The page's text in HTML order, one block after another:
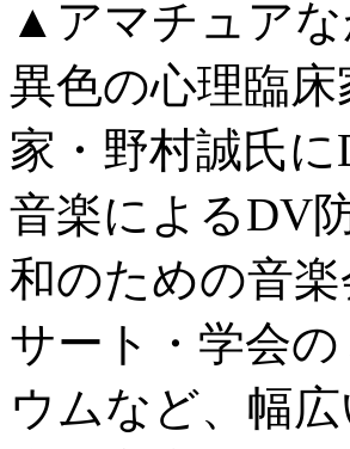
▲アマチュアな
異色の心理臨
家・野村誠氏
音楽によるDV
和のための音
サート・学会
ウムなど、幅